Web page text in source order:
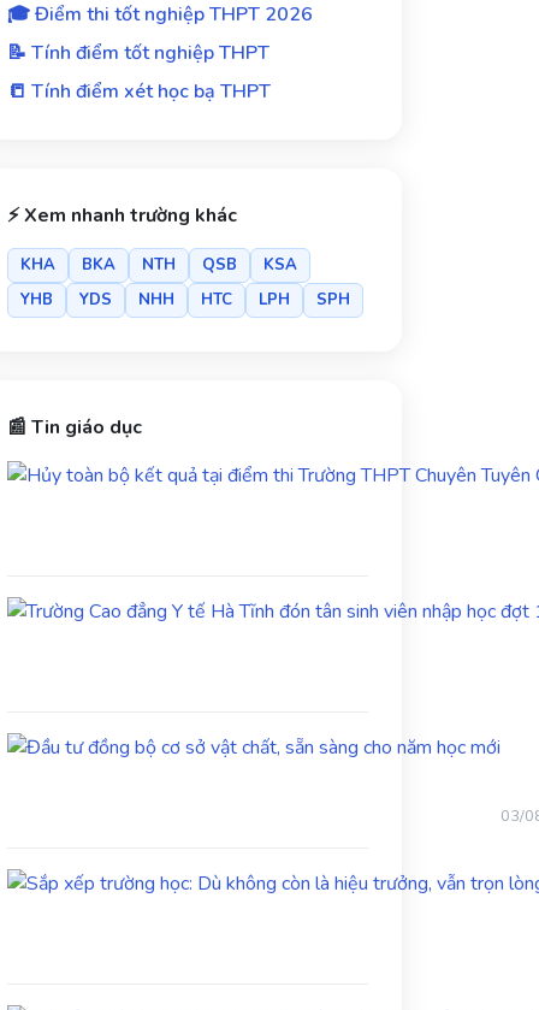
🎓 Điểm thi tốt nghiệp THPT 2026
📝 Tính điểm tốt nghiệp THPT
📒 Tính điểm xét học bạ THPT
⚡ Xem nhanh trường khác
KHA BKA NTH QSB
KSA
YHB
YDS NHH HTC LPH SPH
📰 Tin giáo dục
bộ
vật
03/